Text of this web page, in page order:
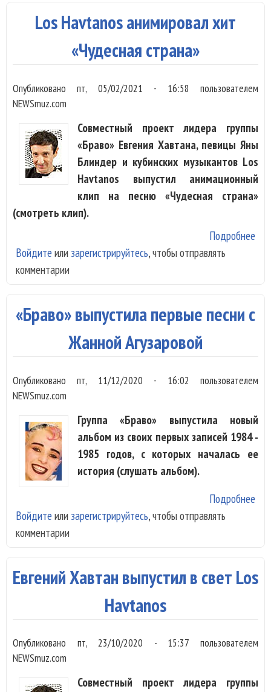
Los Havtanos анимировал хит
«Чудесная страна»
Опубликованопт, 05/02/2021 - 16:58 пользователем
NEWSmuz.com
Совместный проект лидера группы
«Браво» Евгения Хавтана, певицы Яны
Блиндер и кубинских музыкантов Los
Havtanos выпустил анимационный
клип на песню «Чудесная страна»
(смотреть клип).
Подробнее
Войдите или зарегистрируйтесь, чтобы отправлять
комментарии
«Браво» выпустила первые песни с
Жанной Агузаровой
Опубликованопт, 11/12/2020 - 16:02 пользователем
NEWSmuz.com
Группа «Браво» выпустила новый
альбом из своих первых записей 1984 -
1985 годов, с которых началась ее
история (слушать альбом).
Подробнее
Войдите или зарегистрируйтесь, чтобы отправлять
комментарии
Евгений Хавтан выпустил в свет Los
Havtanos
Опубликовано пт, 23/10/2020 - 15:37 пользователем
NEWSmuz.com
Совместный проект лидера группы